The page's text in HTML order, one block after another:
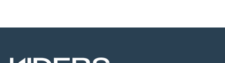
и механизмов.